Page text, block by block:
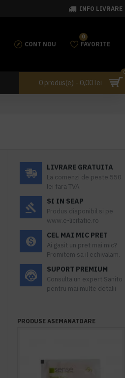
INFO LIVRARE
CONT NOU FAVORITE
0
0 produs(e) - 0,00 lei
LIVRARE GRATUITA
La comenzi de peste 550
lei fara TVA.
SI IN SEAP
Produs disponibil si pe
www.e-licitatie.ro
CEL MAI MIC PRET
Ai gasit un pret mai mic?
Promitem sa il echivalam.
SUPORT PREMIUM
Consulta un expert Sanito
pentru mai multe detalii
PRODUSE ASEMANATOARE